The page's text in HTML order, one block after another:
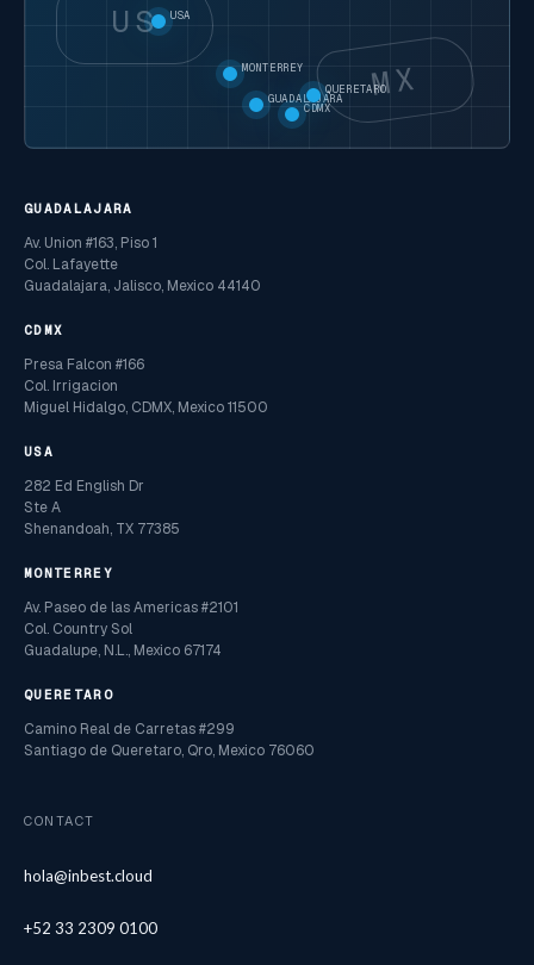
US
MX
USA
MONTERREY
GUADALAJARA
CDMX
QUERETARO
GUADALAJARA
Av. Union #163, Piso 1
Col. Lafayette
Guadalajara, Jalisco, Mexico 44140
CDMX
Presa Falcon #166
Col. Irrigacion
Miguel Hidalgo, CDMX, Mexico 11500
USA
282 Ed English Dr
Ste A
Shenandoah, TX 77385
MONTERREY
Av. Paseo de las Americas #2101
Col. Country Sol
Guadalupe, N.L., Mexico 67174
QUERETARO
Camino Real de Carretas #299
Santiago de Queretaro, Qro, Mexico 76060
CONTACT
hola@inbest.cloud
+52 33 2309 0100